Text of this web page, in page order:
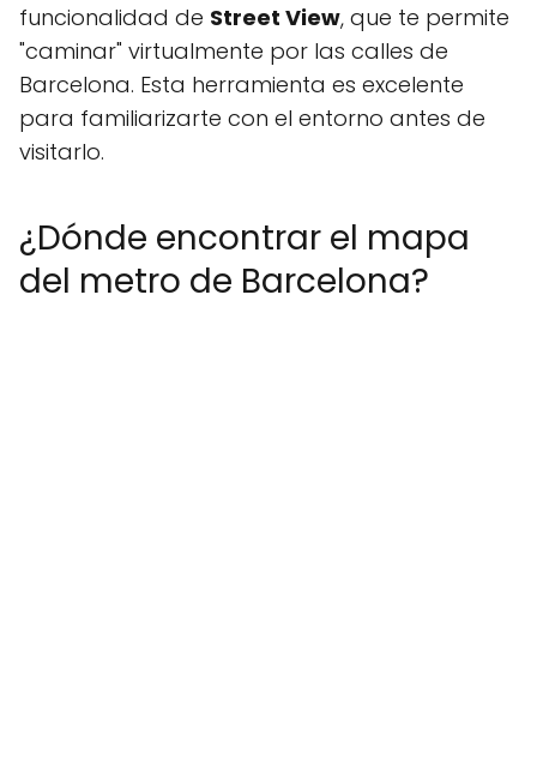
funcionalidad de Street View, que te permite
"caminar" virtualmente por las calles de
Barcelona. Esta herramienta es excelente
para familiarizarte con el entorno antes de
visitarlo.
¿Dónde encontrar el mapa
del metro de Barcelona?